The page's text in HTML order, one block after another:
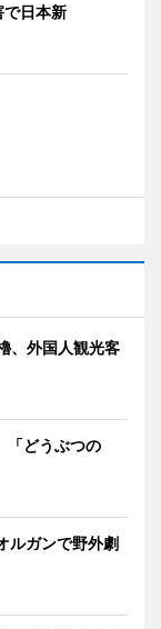
で日本新
、外国人観光客
どうぶつの
ルガンで野外劇